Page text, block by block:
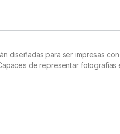
diseñadas para ser impresas
de representar fotografías